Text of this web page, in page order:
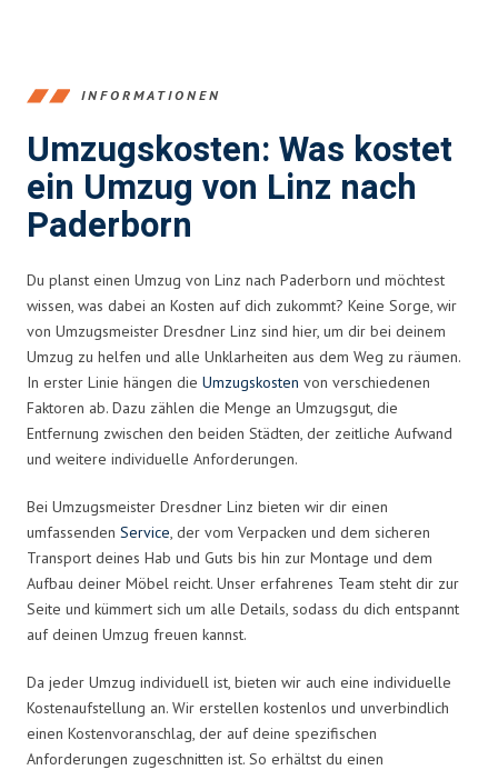
INFORMATIONEN
Umzugskosten: Was kostet
ein Umzug von Linz nach
Paderborn
Du planst einen Umzug von Linz nach Paderborn und möchtest
wissen, was dabei an Kosten auf dich zukommt? Keine Sorge, wir
von Umzugsmeister Dresdner Linz sind hier, um dir bei deinem
Umzug zu helfen und alle Unklarheiten aus dem Weg zu räumen.
In erster Linie hängen die Umzugskosten von verschiedenen
Faktoren ab. Dazu zählen die Menge an Umzugsgut, die
Entfernung zwischen den beiden Städten, der zeitliche Aufwand
und weitere individuelle Anforderungen.
Bei Umzugsmeister Dresdner Linz bieten wir dir einen
umfassenden Service, der vom Verpacken und dem sicheren
Transport deines Hab und Guts bis hin zur Montage und dem
Aufbau deiner Möbel reicht. Unser erfahrenes Team steht dir zur
Seite und kümmert sich um alle Details, sodass du dich entspannt
auf deinen Umzug freuen kannst.
Da jeder Umzug individuell ist, bieten wir auch eine individuelle
Kostenaufstellung an. Wir erstellen kostenlos und unverbindlich
einen Kostenvoranschlag, der auf deine spezifischen
Anforderungen zugeschnitten ist. So erhältst du einen